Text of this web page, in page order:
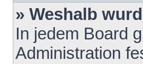
» Weshalb
In jedem Board
Administration